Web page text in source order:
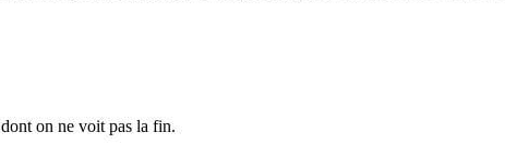
on ne voit pas la fin.